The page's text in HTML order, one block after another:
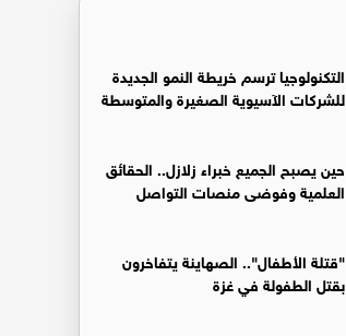
التكنولوجيا ترسم خريطة النمو الجديدة
للشركات الآسيوية الصغيرة والمتوسطة
حين يصبح الجميع خبراء زلازل.. الحقائق
العلمية وفوضى منصات التواصل
"قتلة الأطفال".. الصهاينة يتفاخرون
بقتل الطفولة في غزة